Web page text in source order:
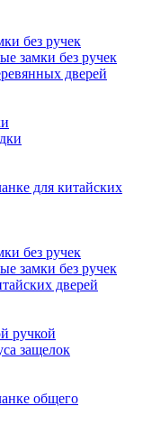
без ручек
замки без ручек
дверей
для китайских
без ручек
замки без ручек
дверей
ручкой
защелок
общего